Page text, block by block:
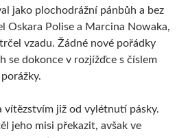
jako plochodrážní pánbůh a bez
Oskara Polise a Marcina Nowaka,
vzadu. Žádné nové pořádky
se dokonce v rozjížďce s číslem
vítězstvím již od vylétnutí pásky.
jeho misi překazit, avšak ve